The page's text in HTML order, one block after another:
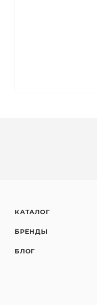
КАТАЛОГ
БРЕНДЫ
БЛОГ